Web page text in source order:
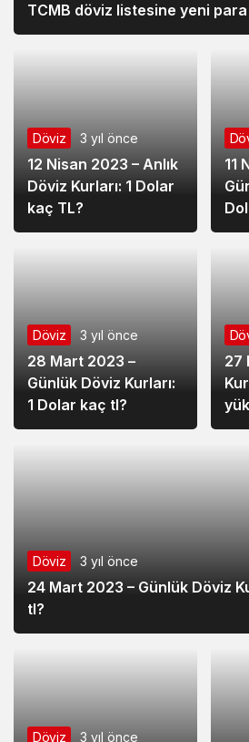
TCMB döviz listesine yeni
Döviz 3 yıl önce
12 Nisan 2023 – Anlık
Döviz Kurları: 1 Dolar
kaç TL?
11
Döviz 3 yıl önce
28 Mart 2023 –
Günlük Döviz Kurları:
1 Dolar kaç tl?
27
Döviz 3 yıl önce
24 Mart 2023 – Günlük Döviz
tl?
Döviz 3 yıl önce